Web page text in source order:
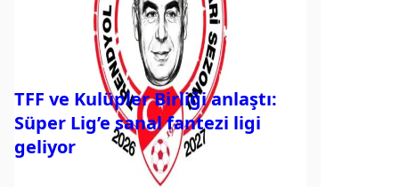
TFF ve Kulüpler Birliği anlaştı:
Süper Lig’e sanal fantezi ligi
geliyor